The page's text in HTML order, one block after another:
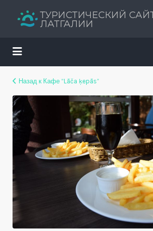
Путеводитель твоего отдыха
Искать:
Назад к Кафе “Lāča ķepās”